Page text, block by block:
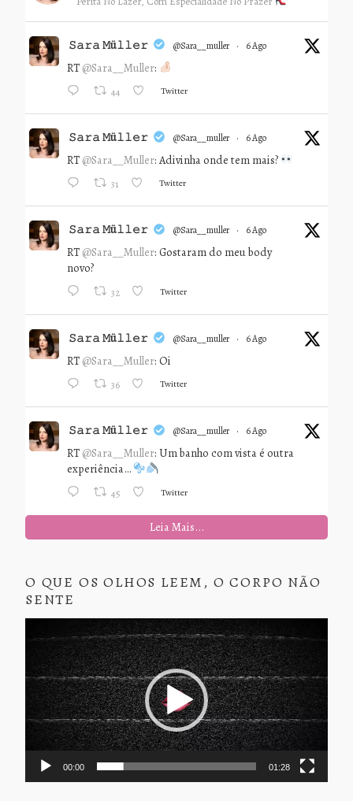
𝚂𝚊𝚛𝚊 𝙼ü𝚕𝚕𝚎𝚛 @sara__muller · 6 Ago
RT @Sara__Muller:
44 Twitter
𝚂𝚊𝚛𝚊 𝙼ü𝚕𝚕𝚎𝚛 @sara__muller · 6 Ago
RT @Sara__Muller: Adivinha onde tem mais?
31 Twitter
𝚂𝚊𝚛𝚊 𝙼ü𝚕𝚕𝚎𝚛 @sara__muller · 6 Ago
RT @Sara__Muller: Gostaram do meu body
novo?
32 Twitter
𝚂𝚊𝚛𝚊 𝙼ü𝚕𝚕𝚎𝚛 @sara__muller · 6 Ago
RT @Sara__Muller: Oi
36 Twitter
𝚂𝚊𝚛𝚊 𝙼ü𝚕𝚕𝚎𝚛 @sara__muller · 6 Ago
RT @Sara__Muller: Um banho com vista é outra
experiência…
45 Twitter
Leia Mais...
O QUE OS OLHOS LEEM, O CORPO NÃO
SENTE
de
vídeo
00:00 01:28